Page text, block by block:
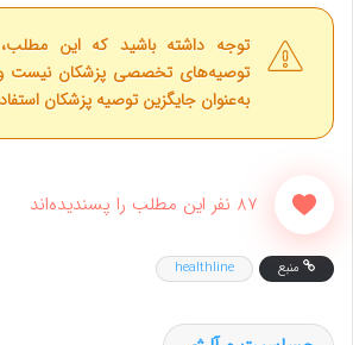
توجه داشته باشید که این
توصیه‌های تخصصی پزشکان نیست
به‌عنوان جایگزین توصیه پزشکان
87 نفر این مطلب را پسندیده‌اند
منبع healthline